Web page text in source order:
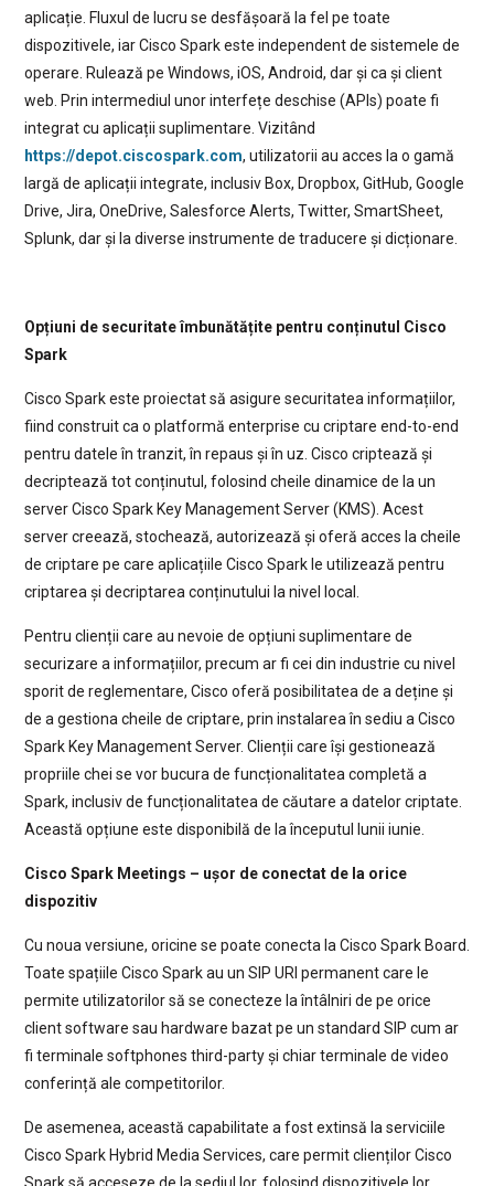
aplicație. Fluxul de lucru se desfășoară la fel pe toate
dispozitivele, iar Cisco Spark este independent de sistemele de
operare. Rulează pe Windows, iOS, Android, dar și ca și client
web. Prin intermediul unor interfețe deschise (APIs) poate fi
integrat cu aplicații suplimentare. Vizitând
https://depot.ciscospark.com, utilizatorii au acces la o gamă
largă de aplicații integrate, inclusiv Box, Dropbox, GitHub, Google
Drive, Jira, OneDrive, Salesforce Alerts, Twitter, SmartSheet,
Splunk, dar și la diverse instrumente de traducere și dicționare.
Opțiuni de securitate îmbunătățite pentru conținutul Cisco
Spark
Cisco Spark este proiectat să asigure securitatea informațiilor,
fiind construit ca o platformă enterprise cu criptare end-to-end
pentru datele în tranzit, în repaus și în uz. Cisco criptează și
decriptează tot conținutul, folosind cheile dinamice de la un
server Cisco Spark Key Management Server (KMS). Acest
server creează, stochează, autorizează și oferă acces la cheile
de criptare pe care aplicațiile Cisco Spark le utilizează pentru
criptarea și decriptarea conținutului la nivel local.
Pentru clienții care au nevoie de opțiuni suplimentare de
securizare a informațiilor, precum ar fi cei din industrie cu nivel
sporit de reglementare, Cisco oferă posibilitatea de a deține și
de a gestiona cheile de criptare, prin instalarea în sediu a Cisco
Spark Key Management Server. Clienții care își gestionează
propriile chei se vor bucura de funcționalitatea completă a
Spark, inclusiv de funcționalitatea de căutare a datelor criptate.
Această opțiune este disponibilă de la începutul lunii iunie.
Cisco Spark Meetings – ușor de conectat de la orice
dispozitiv
Cu noua versiune, oricine se poate conecta la Cisco Spark Board.
Toate spațiile Cisco Spark au un SIP URI permanent care le
permite utilizatorilor să se conecteze la întâlniri de pe orice
client software sau hardware bazat pe un standard SIP cum ar
fi terminale softphones third-party și chiar terminale de video
conferință ale competitorilor.
De asemenea, această capabilitate a fost extinsă la serviciile
Cisco Spark Hybrid Media Services, care permit clienților Cisco